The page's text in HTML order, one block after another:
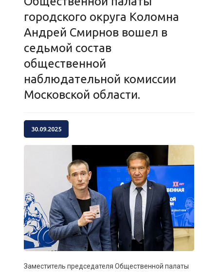
городского округа Коломна
Андрей Смирнов вошел в
седьмой состав
общественной
наблюдательной комиссии
Московской области.
30.09.2025
Заместитель председателя Общественной палаты